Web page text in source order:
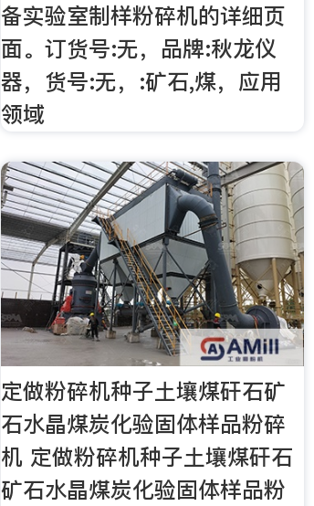
备实验室制样粉碎机的详细页
面。订货号:无，品牌:秋龙仪
器，货号:无，:矿石,煤，应用
领域
定做粉碎机种子土壤煤矸石矿
石水晶煤炭化验固体样品粉碎
机 定做粉碎机种子土壤煤矸石
矿石水晶煤炭化验固体样品粉